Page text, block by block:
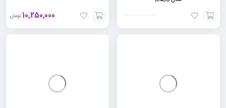
افزودن
10,250,000 تومان
افزودن